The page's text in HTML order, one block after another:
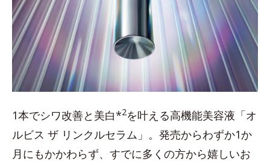
1本でシワ改善と美白*2を叶える高機能美容液「オ
ルビス ザ リンクルセラム」。発売からわずか1か
月にもかかわらず、すでに多くの方から嬉しいお